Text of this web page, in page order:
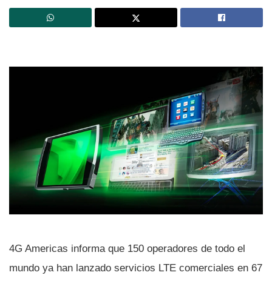
4G Americas informa que 150 operadores de todo el
mundo ya han lanzado servicios LTE comerciales en 67